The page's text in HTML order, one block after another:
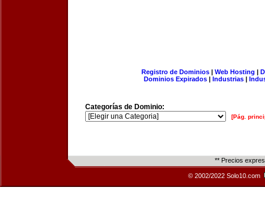
Registro de Dominios| Web Hosting |
Dominios Expirados | Industrias |
Categorías de Dominio:
[Pág.
** Precios
© 2002/2022 Solo10.com